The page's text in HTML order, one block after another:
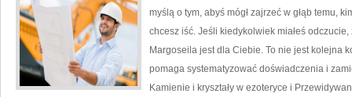
myślą o tym, abyś mógł zajrzeć w głąb temu,
chcesz iść. Jeśli kiedykolwiek miałeś
Margoseila jest dla Ciebie. To nie jest kolejna
pomaga systematyzować doświadczenia i
Kamienie i kryształy w ezoteryce i